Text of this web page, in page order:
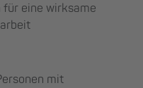
eine wirksame
mit